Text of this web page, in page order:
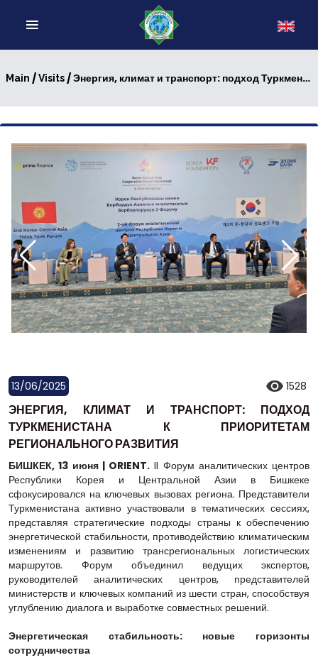
Main /Visits/ Энергия, климат и транспорт: подход Туркменистана к приоритетам регионального развития
13/06/2025 1528
ЭНЕРГИЯ, КЛИМАТ И ТРАНСПОРТ: ПОДХОД
ТУРКМЕНИСТАНА К ПРИОРИТЕТАМ
РЕГИОНАЛЬНОГО РАЗВИТИЯ
БИШКЕК, 13 июня | ORIENT. II Форум аналитических центров
Республики Корея и Центральной Азии в Бишкеке
сфокусировался на ключевых вызовах региона. Представители
Туркменистана активно участвовали в тематических сессиях,
представляя стратегические подходы страны к обеспечению
энергетической стабильности, противодействию климатическим
изменениям и развитию трансрегиональных логистических
маршрутов. Форум объединил ведущих экспертов,
руководителей аналитических центров, представителей
министерств и ключевых компаний из шести стран, способствуя
углублению диалога и выработке совместных решений.
Энергетическая стабильность: новые горизонты
сотрудничества